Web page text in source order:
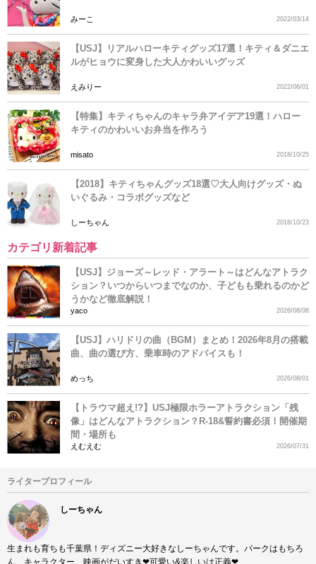
みーこ 2022/03/14
【USJ】リアルハローキティグッズ17選！キティ＆ダニエ
ルがヒョウに変身した大人かわいいグッズ
えみりー 2022/06/01
【特集】キティちゃんのキャラ弁アイデア19選！ハロー
キティのかわいいお弁当を作ろう
misato 2018/10/25
【2018】キティちゃんグッズ18選♡大人向けグッズ・ぬ
いぐるみ・コラボグッズなど
しーちゃん 2018/10/23
カテゴリ新着記事
【USJ】ジョーズ～レッド・アラート～はどんなアトラク
ション？いつからいつまでなのか、子どもも乗れるのかど
うかなど徹底解説！
yaco 2026/08/08
【USJ】ハリドリの曲（BGM）まとめ！2026年8月の搭載
曲、曲の選び方、乗車時のアドバイスも！
めっち 2026/08/01
【トラウマ超え!?】USJ極限ホラーアトラクション「残
像」はどんなアトラクション？R-18&誓約書必須！開催期
間・場所も
えむえむ 2026/07/31
ライタープロフィール
しーちゃん
生まれも育ちも千葉県！ディズニー大好きなしーちゃんです。パークはもちろ
ん、キャラクター、映画がだいすき❤︎可愛い&楽しいは正義❤︎